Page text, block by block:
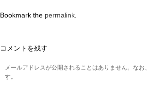
Bookmark the permalink
コメントを残す
メールアドレスが公開されることはありません。なお
す。